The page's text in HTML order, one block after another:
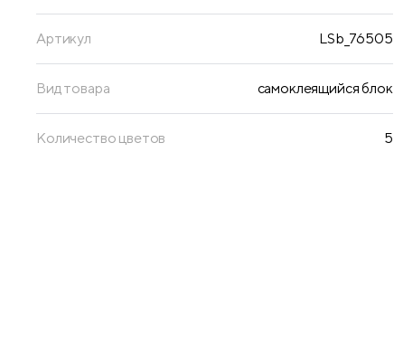
Артикул LSb_76505
Вид товара самоклеящийся блок
Количество цветов 5